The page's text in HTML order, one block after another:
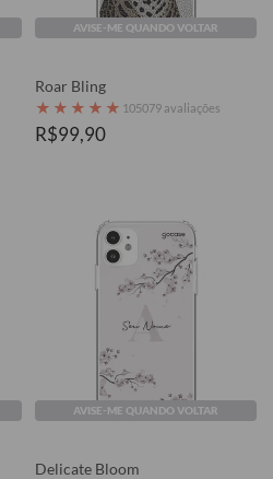
AVISE-ME QUANDO VOLTAR
Roar Bling
★ ★ ★ ★ ★ 105079 avaliações
R$99,90
AVISE-ME QUANDO VOLTAR
Delicate Bloom